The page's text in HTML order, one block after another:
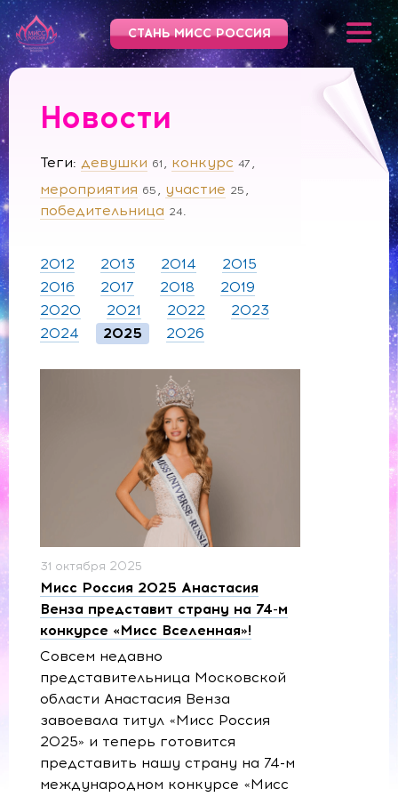
СТАНЬ МИСС РОССИЯ
Новости
Теги девушки 61 конкурс 47
мероприятия 65 участие 25
победительница 24
2012 2013 2014
2015
2016
2017 2018
2019
2020
2021 2022
2023
2024
2025 2026
31 октября 2025
Мисс Россия 2025 Анастасия
Венза представит страну на 74-м
конкурсе «Мисс Вселенная»!
Совсем недавно
представительница Московской
области Анастасия Венза
завоевала титул «Мисс Россия
2025» и теперь готовится
представить нашу страну на 74-м
международном конкурсе «Мисс